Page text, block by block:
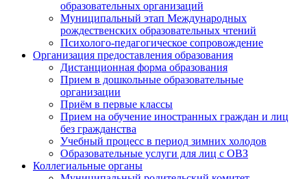
образовательных организаций
Муниципальный этап Международных
рождественских образовательных чтений
Психолого-педагогическое сопровождение
Организация предоставления образования
Дистанционная форма образования
Прием в дошкольные образовательные
организации
Приём в первые классы
Прием на обучение иностранных граждан и лиц
без гражданства
Учебный процесс в период зимних холодов
Образовательные услуги для лиц с ОВЗ
Коллегиальные органы